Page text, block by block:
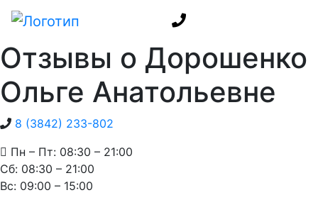
Отзывы о Дорошенко
Ольге Анатольевне
8 (3842) 233-802
Пн – Пт: 08:30 – 21:00
Cб: 08:30 – 21:00
Вс: 09:00 – 15:00